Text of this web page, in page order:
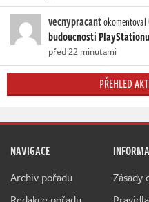
vecnypracantokomentoval
budoucnosti PlayStationu
před 22 minutami
PŘEHLED
NAVIGACE
Archiv pořadu
Zásady